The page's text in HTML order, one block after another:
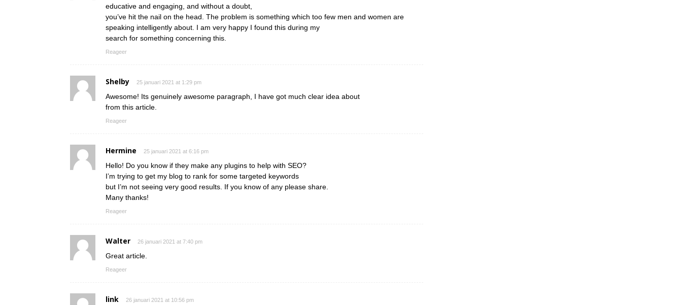
educative and engaging, and without a doubt,
you’ve hit the nail on the head. The problem is something which too few men and women are
speaking intelligently about. I am very happy I found this during my
search for something concerning this.
Reageer
Shelby 25 januari 2021 at 1:29 pm
Awesome! Its genuinely awesome paragraph, I have got much clear idea about
from this article.
Reageer
Hermine 25 januari 2021 at 6:16 pm
Hello! Do you know if they make any plugins to help with SEO?
I’m trying to get my blog to rank for some targeted keywords
but I’m not seeing very good results. If you know of any please share.
Many thanks!
Reageer
Walter 26 januari 2021 at 7:40 pm
Great article.
Reageer
link 26 januari 2021 at 10:56 pm